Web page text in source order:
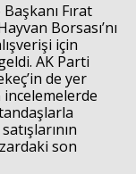
Fırat
Borsası’nı
için
AK Parti
’in de yer
incelemelerde
son